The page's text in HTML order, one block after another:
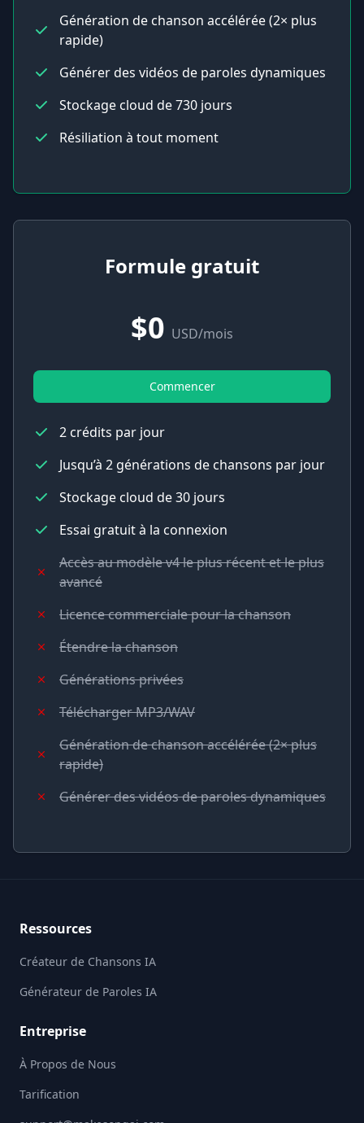
Génération de chanson accélérée (2× plus
rapide)
Générer des vidéos de paroles dynamiques
Stockage cloud de 730 jours
Résiliation à tout moment
Formule gratuit
$0 USD/mois
Commencer
2 crédits par jour
Jusqu’à 2 générations de chansons par jour
Stockage cloud de 30 jours
Essai gratuit à la connexion
Accès au modèle v4 le plus récent et le plus
avancé
Licence commerciale pour la chanson
Étendre la chanson
Générations privées
Télécharger MP3/WAV
Génération de chanson accélérée (2× plus
rapide)
Générer des vidéos de paroles dynamiques
Ressources
Créateur de Chansons IA
Générateur de Paroles IA
Entreprise
À Propos de Nous
Tarification